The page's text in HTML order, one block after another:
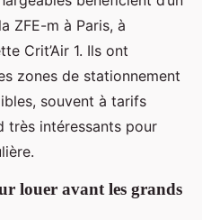
ZFE-m à Paris, à
Crit’Air 1. Ils ont
zones de stationnement
souvent à tarifs
très intéressants pour
louer avant les grands